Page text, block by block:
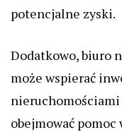
potencjalne zyski.
Dodatkowo, biuro
może wspierać
nieruchomościami
obejmować